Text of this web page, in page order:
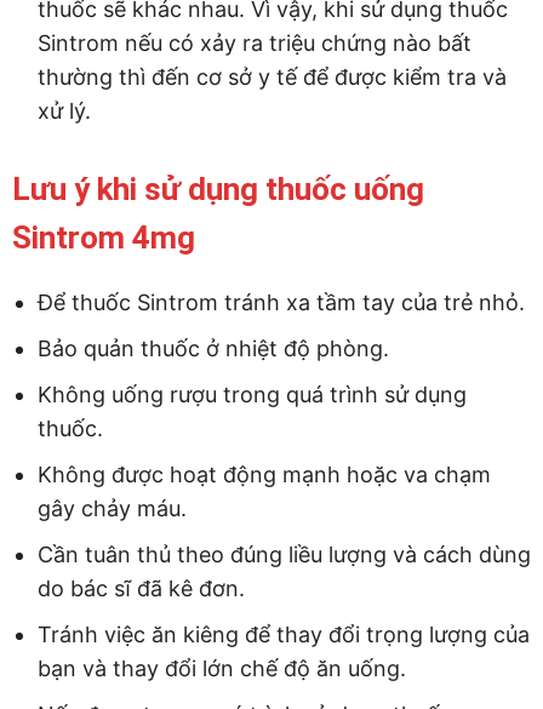
thuốc sẽ khác nhau. Vì vậy, khi sử dụng thuốc
Sintrom nếu có xảy ra triệu chứng nào bất
thường thì đến cơ sở y tế để được kiểm tra và
xử lý.
Lưu ý khi sử dụng thuốc uống
Sintrom 4mg
Để thuốc Sintrom tránh xa tầm tay của trẻ nhỏ.
Bảo quản thuốc ở nhiệt độ phòng.
Không uống rượu trong quá trình sử dụng
thuốc.
Không được hoạt động mạnh hoặc va chạm
gây chảy máu.
Cần tuân thủ theo đúng liều lượng và cách dùng
do bác sĩ đã kê đơn.
Tránh việc ăn kiêng để thay đổi trọng lượng của
bạn và thay đổi lớn chế độ ăn uống.